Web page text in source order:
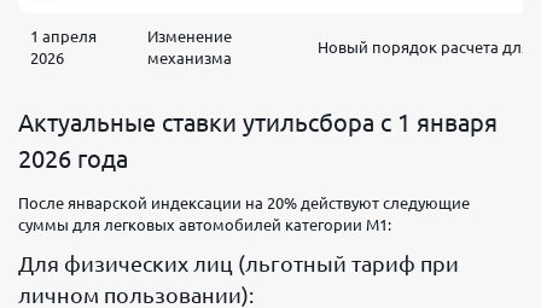
1 апреля
2026
Изменение
механизма
Новый порядок расчета для
Актуальные ставки утильсбора с 1 января
2026 года
После январской индексации на 20% действуют следующие
суммы для легковых автомобилей категории М1:
Для физических лиц (льготный тариф при
личном пользовании):